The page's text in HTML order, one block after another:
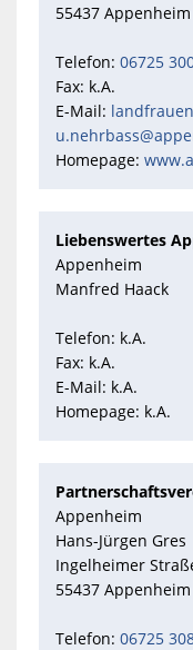
55437 Appenheim
Telefon: 06725
Fax: k.A.
E-Mail:
Homepage:
Liebenswertes
Appenheim
Manfred Haack
Telefon: k.A.
Fax: k.A.
E-Mail: k.A.
Homepage: k.A.
Appenheim
Hans-Jürgen Gres
Ingelheimer
55437 Appenheim
Telefon: 06725